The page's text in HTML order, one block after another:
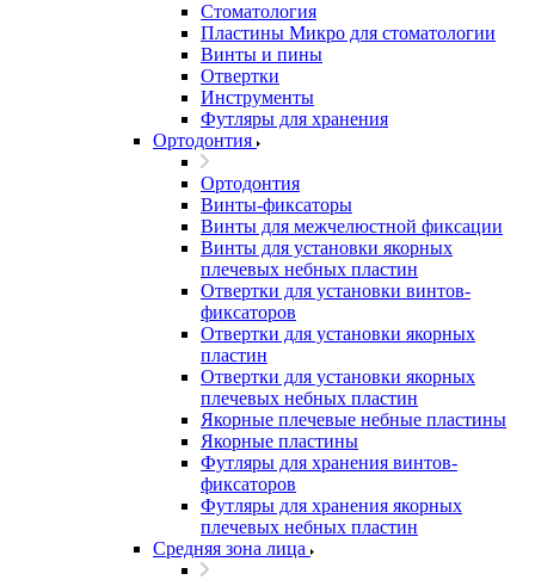
Стоматология
Пластины Микро для стоматологии
Винты и пины
Отвертки
Инструменты
Футляры для хранения
Ортодонтия
Ортодонтия
Винты-фиксаторы
Винты для межчелюстной фиксации
Винты для установки якорных
плечевых небных пластин
Отвертки для установки винтов-
фиксаторов
Отвертки для установки якорных
пластин
Отвертки для установки якорных
плечевых небных пластин
Якорные плечевые небные пластины
Якорные пластины
Футляры для хранения винтов-
фиксаторов
Футляры для хранения якорных
плечевых небных пластин
Средняя зона лица